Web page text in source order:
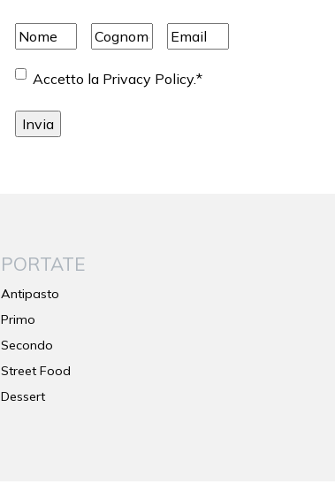
Nome* Cognome Email*
Consenso*
Accetto la Privacy Policy.*
PORTATE
Antipasto
Primo
Secondo
Street Food
Dessert